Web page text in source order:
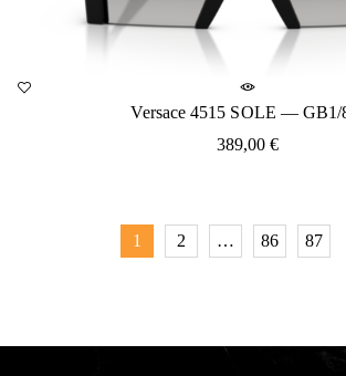
Versace 4515 SOLE — GB1/
389,00€
1 2 … 86 87